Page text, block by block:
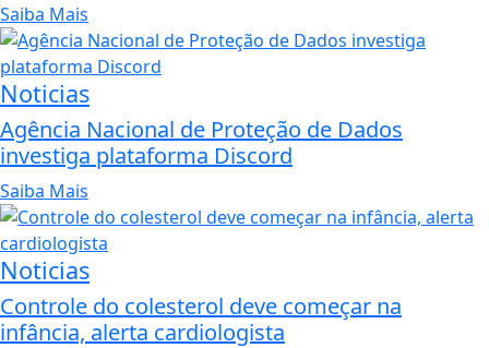
Saiba Mais
Noticias
Agência Nacional de Proteção de Dados
investiga plataforma Discord
Saiba Mais
Noticias
Controle do colesterol deve começar na
infância, alerta cardiologista